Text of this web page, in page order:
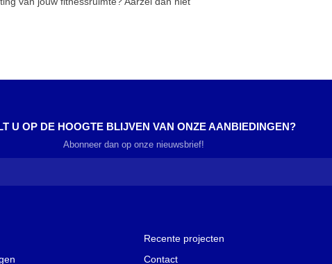
U OP DE HOOGTE BLIJVEN VAN ONZE AANBIEDINGEN?
Abonneer dan op onze nieuwsbrief!
Recente projecten
Contact